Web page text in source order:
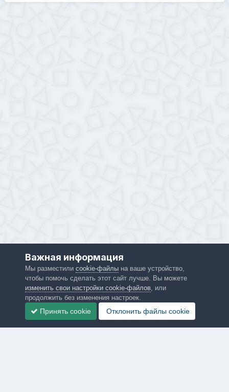
Язык
Политика конфиденциальности
Обратная связь
PS4.in.ua
Powered by Invision Community
Важная информация
Мы разместили cookie-файлына ваше устройство,
чтобы помочь сделать этот сайт лучше. Вы можете
изменить свои настройки cookie-файлов, или
продолжить без изменения настроек.
Принять cookie Отклонить файлы сookie